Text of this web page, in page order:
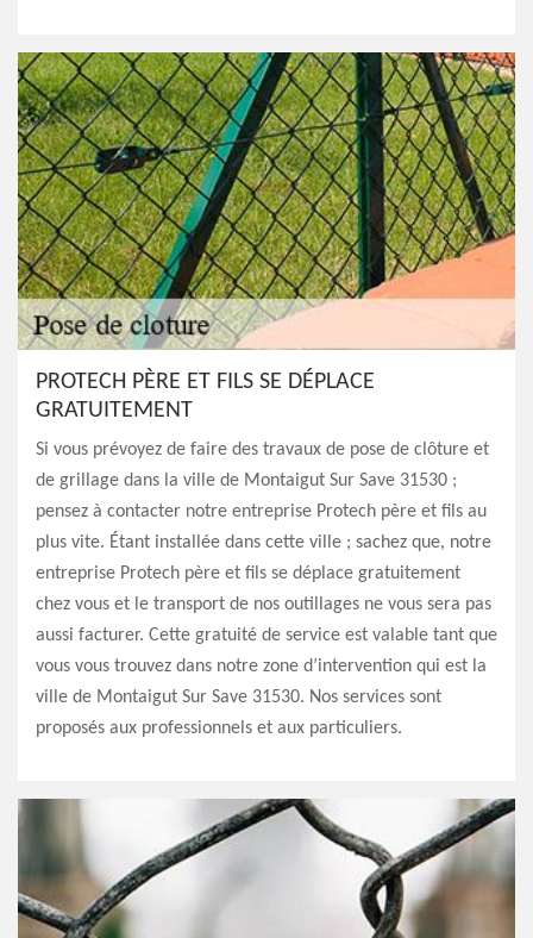
PROTECH PÈRE ET FILS SE DÉPLACE
GRATUITEMENT
Si vous prévoyez de faire des travaux de pose de clôture et
de grillage dans la ville de Montaigut Sur Save 31530 ;
pensez à contacter notre entreprise Protech père et fils au
plus vite. Étant installée dans cette ville ; sachez que, notre
entreprise Protech père et fils se déplace gratuitement
chez vous et le transport de nos outillages ne vous sera pas
aussi facturer. Cette gratuité de service est valable tant que
vous vous trouvez dans notre zone d’intervention qui est la
ville de Montaigut Sur Save 31530. Nos services sont
proposés aux professionnels et aux particuliers.